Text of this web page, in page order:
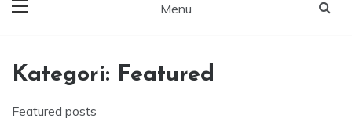
Menu
Kategori: Featured
Featured posts